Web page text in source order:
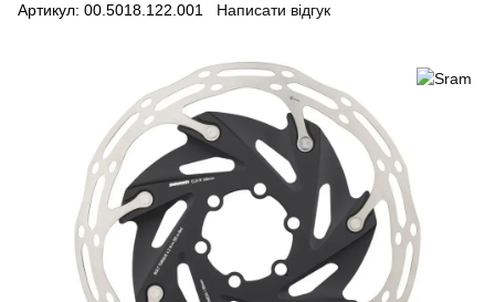
Артикул: 00.5018.122.001 Написати відгук